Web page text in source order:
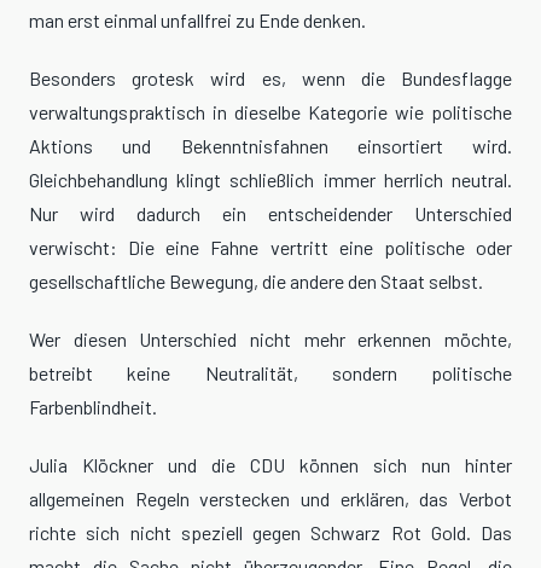
man erst einmal unfallfrei zu Ende denken.
Besonders grotesk wird es, wenn die Bundesflagge
verwaltungspraktisch in dieselbe Kategorie wie politische
Aktions und Bekenntnisfahnen einsortiert wird.
Gleichbehandlung klingt schließlich immer herrlich neutral.
Nur wird dadurch ein entscheidender Unterschied
verwischt: Die eine Fahne vertritt eine politische oder
gesellschaftliche Bewegung, die andere den Staat selbst.
Wer diesen Unterschied nicht mehr erkennen möchte,
betreibt keine Neutralität, sondern politische
Farbenblindheit.
Julia Klöckner und die CDU können sich nun hinter
allgemeinen Regeln verstecken und erklären, das Verbot
richte sich nicht speziell gegen Schwarz Rot Gold. Das